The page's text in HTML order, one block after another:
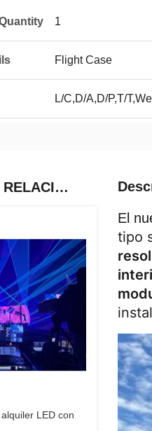
1
Flight Case
L/C,D/A,D/P,T/
PRODUCTOS RELACIONADOS
LED con
El
tipo